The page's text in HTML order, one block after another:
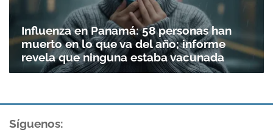
Influenza en Panamá: 58 personas han
muerto en lo que va del año; informe
revela que ninguna estaba vacunada
Síguenos: